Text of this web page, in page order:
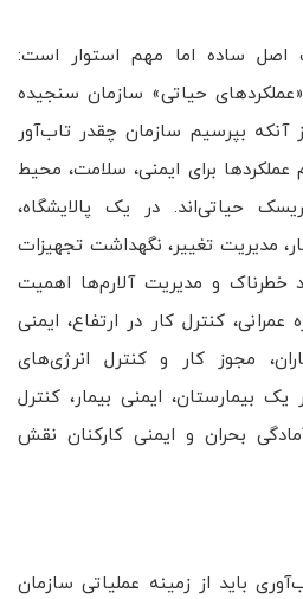
ساده اما مهم استوار است:
حیاتی» سازمان سنجیده
آنکه بپرسیم سازمان چقدر تاب‌آور
برای ایمنی، سلامت، محیط
حیاتی‌اند. در یک پالایشگاه،
مدیریت تغییر، نگهداشت تجهیزات
خطرناک و مدیریت آلارم‌ها اهمیت
کنترل کار در ارتفاع، ایمنی
مجوز کار و کنترل انرژی‌های
بیمارستان، ایمنی بیمار، کنترل
بحران و ایمنی کارکنان نقش
باید از زمینه عملیاتی سازمان